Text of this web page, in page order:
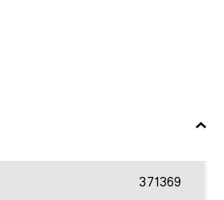
371369